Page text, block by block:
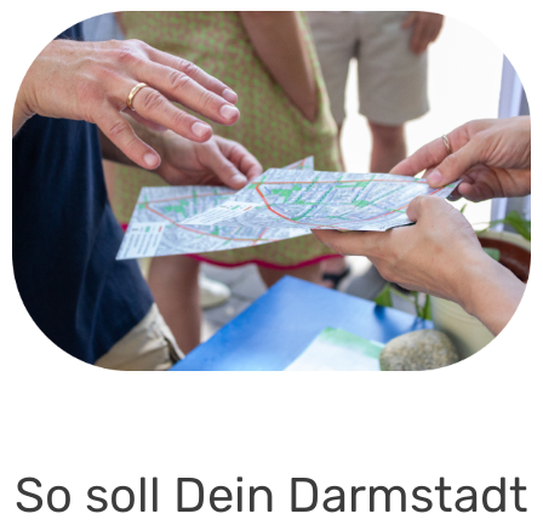
So soll Dein Darmstadt